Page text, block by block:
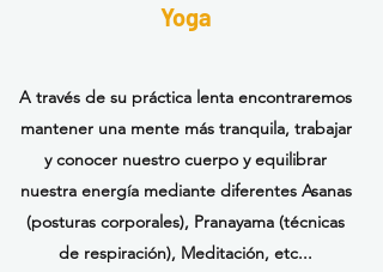
Yoga
A través de su práctica lenta encontraremos
mantener una mente más tranquila, trabajar
y conocer nuestro cuerpo y equilibrar
nuestra energía mediante diferentes Asanas
(posturas corporales), Pranayama (técnicas
de respiración), Meditación, etc...